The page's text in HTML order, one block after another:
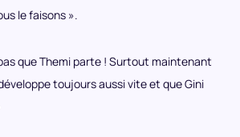
le faisons ».
que Themi parte ! Surtout maintenant
toujours aussi vite et que Gini